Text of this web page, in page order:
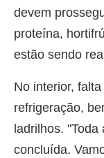
devem
proteína,
estão sendo
No interior,
refrigeração,
ladrilhos.
concluída.